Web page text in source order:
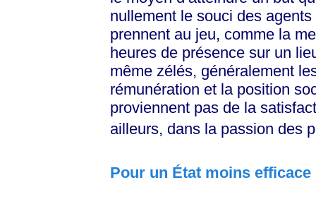
nullement le souci des agents
prennent au jeu, comme la
heures de présence sur un
même zélés, généralement
rémunération et la position
proviennent pas de la
ailleurs, dans la passion des
Pour un État moins efficace